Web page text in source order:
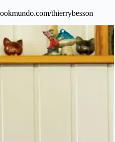
thierrybesson